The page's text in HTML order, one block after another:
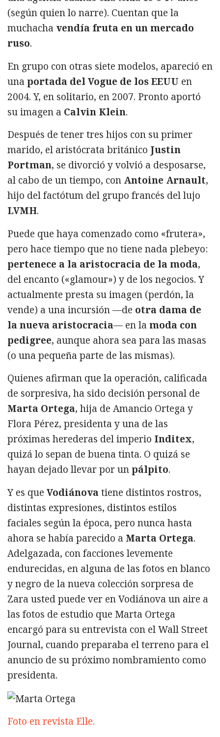
(según quien lo narre). Cuentan que la
muchacha vendía fruta en un mercado
ruso.
En grupo con otras siete modelos, apareció en
una portada del Vogue de los EEUU en
2004. Y, en solitario, en 2007. Pronto aportó
su imagen a Calvin Klein.
Después de tener tres hijos con su primer
marido, el aristócrata británico Justin
Portman, se divorció y volvió a desposarse,
al cabo de un tiempo, con Antoine Arnault,
hijo del factótum del grupo francés del lujo
LVMH.
Puede que haya comenzado como «frutera»,
pero hace tiempo que no tiene nada plebeyo:
pertenece a la aristocracia de la moda,
del encanto («glamour») y de los negocios. Y
actualmente presta su imagen (perdón, la
vende) a una incursión —de otra dama de
la nueva aristocracia— en la moda con
pedigree, aunque ahora sea para las masas
(o una pequeña parte de las mismas).
Quienes afirman que la operación, calificada
de sorpresiva, ha sido decisión personal de
Marta Ortega, hija de Amancio Ortega y
Flora Pérez, presidenta y una de las
próximas herederas del imperio Inditex,
quizá lo sepan de buena tinta. O quizá se
hayan dejado llevar por un pálpito.
Y es que Vodiánova tiene distintos rostros,
distintas expresiones, distintos estilos
faciales según la época, pero nunca hasta
ahora se había parecido a Marta Ortega.
Adelgazada, con facciones levemente
endurecidas, en alguna de las fotos en blanco
y negro de la nueva colección sorpresa de
Zara usted puede ver en Vodiánova un aire a
las fotos de estudio que Marta Ortega
encargó para su entrevista con el Wall Street
Journal, cuando preparaba el terreno para el
anuncio de su próximo nombramiento como
presidenta.
Foto en revista Elle.